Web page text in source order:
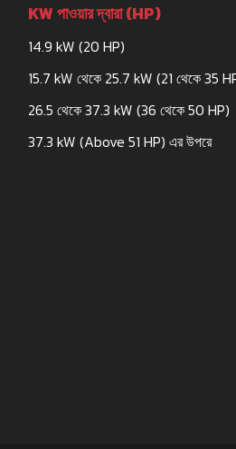
KW পাওয়ার দ্বারা (HP)
14.9 kW (20 HP)
15.7 kW থেকে 25.7 kW (21 থেকে 35
26.5 থেকে 37.3 kW (36 থেকে 50 HP)
37.3 kW (Above 51 HP) এর উপরে